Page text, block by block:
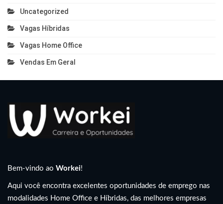
Uncategorized
Vagas Híbridas
Vagas Home Office
Vendas Em Geral
Bem-vindo ao Workei!
Aqui você encontra excelentes oportunidades de emprego nas
modalidades Home Office e Híbridas, das melhores empresas